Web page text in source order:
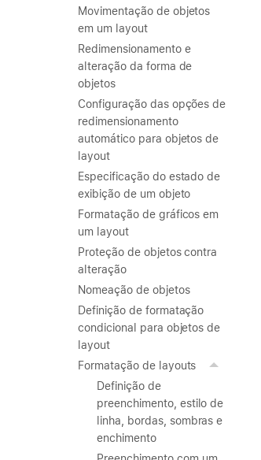
Movimentação de objetos
em um layout
Redimensionamento e
alteração da forma de
objetos
Configuração das opções de
redimensionamento
automático para objetos de
layout
Especificação do estado de
exibição de um objeto
Formatação de gráficos em
um layout
Proteção de objetos contra
alteração
Nomeação de objetos
Definição de formatação
condicional para objetos de
layout
Formatação de layouts
Definição de
preenchimento, estilo de
linha, bordas, sombras e
enchimento